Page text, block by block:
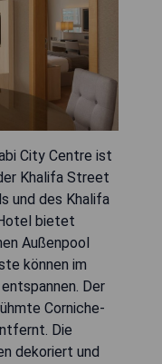
City Centre ist
Khalifa Street
und des Khalifa
bietet
Außenpool
können im
Der
Corniche-
Die
dekoriert und